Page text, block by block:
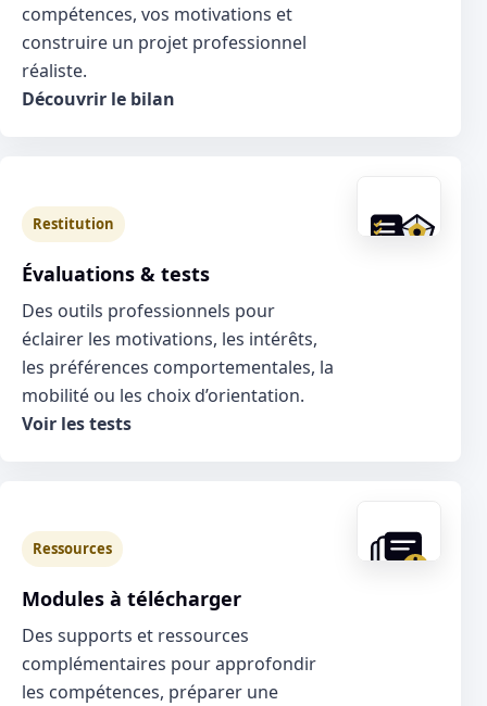
compétences, vos motivations et
construire un projet professionnel
réaliste.
Découvrir le bilan
Restitution
Évaluations & tests
Des outils professionnels pour
éclairer les motivations, les intérêts,
les préférences comportementales, la
mobilité ou les choix d’orientation.
Voir les tests
Ressources
Modules à télécharger
Des supports et ressources
complémentaires pour approfondir
les compétences, préparer une